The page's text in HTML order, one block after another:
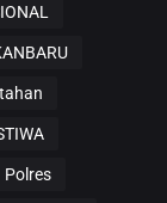
Polres